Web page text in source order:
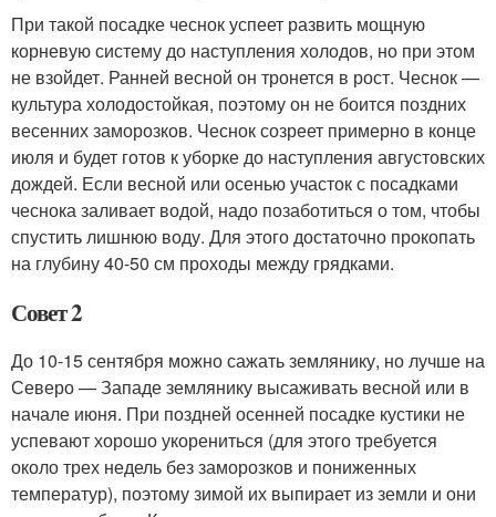
При такой посадке чеснок успеет развить мощную
корневую систему до наступления холодов, но при этом
не взойдет. Ранней весной он тронется в рост. Чеснок —
культура холодостойкая, поэтому он не боится поздних
весенних за­морозков. Чеснок созреет примерно в конце
июля и будет готов к уборке до наступления августовских
дождей. Если весной или осенью участок с посадками
чеснока заливает водой, надо позаботиться о том, чтобы
спустить лишнюю воду. Для этого достаточно прокопать
на глубину 40-50 см проходы между грядками.
Совет 2
До 10-15 сентября можно сажать землянику, но лучше на
Северо — Западе землянику высаживать весной или в
начале июня. При поздней осенней посадке кустики не
успевают хорошо укорениться (для этого требуется
около трех недель без заморозков и пониженных
температур), поэтому зимой их выпирает из земли и они